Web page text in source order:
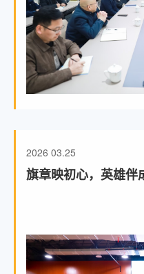
2026 03.25
旗章映初心，英雄伴